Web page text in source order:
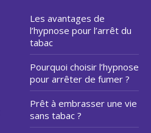
Les avantages de
l’hypnose pour l’arrêt du
tabac
Pourquoi choisir l’hypnose
pour arrêter de fumer ?
Prêt à embrasser une vie
sans tabac ?